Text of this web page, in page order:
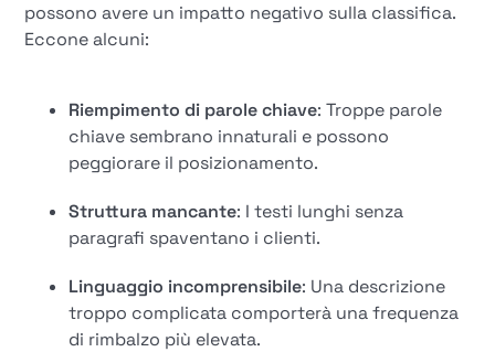
possono avere un impatto negativo sulla classifica.
Eccone alcuni:
Riempimento di parole chiave: Troppe parole
chiave sembrano innaturali e possono
peggiorare il posizionamento.
Struttura mancante: I testi lunghi senza
paragrafi spaventano i clienti.
Linguaggio incomprensibile: Una descrizione
troppo complicata comporterà una frequenza
di rimbalzo più elevata.